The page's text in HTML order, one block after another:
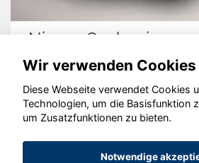
Nissan Qashqai
© konjunkturmotor.de GmbH
Wir verwenden Cookies
Diese Webseite verwendet Cookies
Technologien, um die Basisfunktion
um Zusatzfunktionen zu bieten.
Notwendige